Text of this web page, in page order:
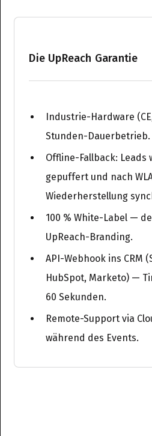
Die UpReach Garantie
Industrie-Hardware
Stunden-Dauerbetrieb.
Offline-Fallback: Leads
gepuffert und nach
Wiederherstellung
100 % White-Label —
UpReach-Branding.
API-Webhook ins CRM
HubSpot, Marketo) —
60 Sekunden.
Remote-Support via
während des Events.